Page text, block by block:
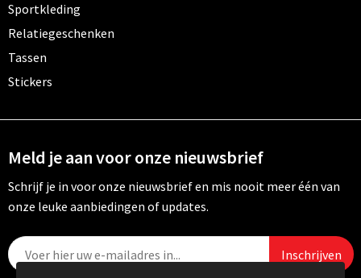
Sportkleding
Relatiegeschenken
Tassen
Stickers
Meld je aan voor onze nieuwsbrief
Schrijf je in voor onze nieuwsbrief en mis nooit meer één van
onze leuke aanbiedingen of updates.